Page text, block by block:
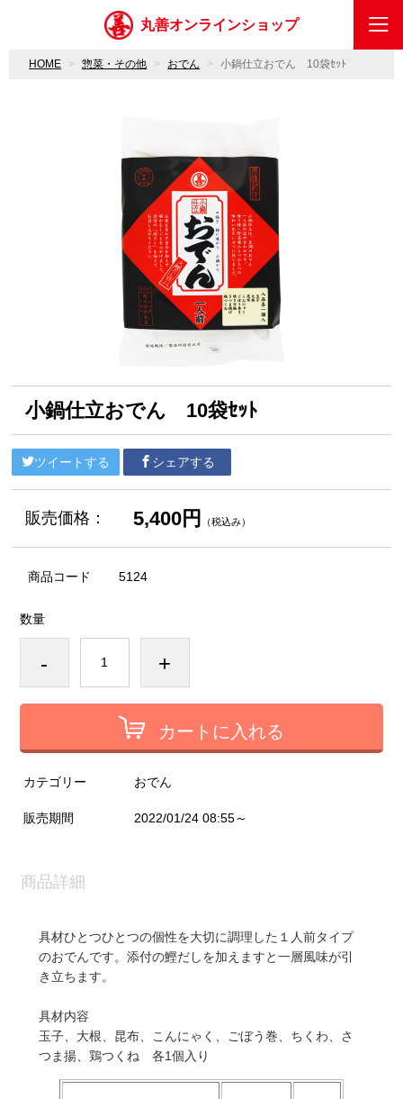
丸善オンラインショップ
HOME 惣菜・その他 おでん 小鍋仕立おでん 10袋ｾｯﾄ
小鍋仕立おでん 10袋ｾｯﾄ
ツイートする シェアする
販売価格： 5,400円 （税込み）
商品コード 5124
数量
- +
カートに入れる
カテゴリー おでん
販売期間 2022/01/24 08:55～
商品詳細
具材ひとつひとつの個性を大切に調理した１人前タイプ
のおでんです。添付の鰹だしを加えますと一層風味が引
き立ちます。
具材内容
玉子、大根、昆布、こんにゃく、ごぼう巻、ちくわ、さ
つま揚、鶏つくね 各1個入り